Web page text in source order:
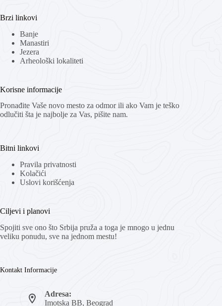
Brzi linkovi
Banje
Manastiri
Jezera
Arheološki lokaliteti
Korisne informacije
Pronađite Vaše novo mesto za odmor ili ako Vam je teško
odlučiti šta je najbolje za Vas, pišite nam.
Bitni linkovi
Pravila privatnosti
Kolačići
Uslovi korišćenja
Ciljevi i planovi
Spojiti sve ono što Srbija pruža a toga je mnogo u jednu
veliku ponudu, sve na jednom mestu!
Kontakt Informacije
Adresa:
Imotska BB, Beograd